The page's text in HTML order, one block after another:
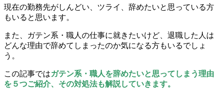
現在の勤務先がしんどい、ツライ、辞めたいと思っている方
もいると思います。
また、ガテン系・職人の仕事に就きたいけど、退職した人は
どんな理由で辞めてしまったのか気になる方もいるでしょ
う。
この記事ではガテン系・職人を辞めたいと思ってしまう理由
を５つご紹介、その対処法も解説していきます。